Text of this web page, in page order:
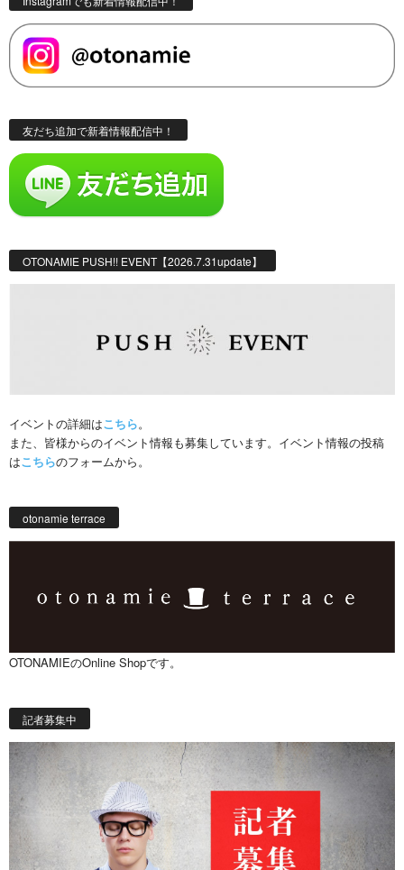
友だち追加で新着情報配信中！
OTONAMIE PUSH!! EVENT【2026.7.31update】
イベントの詳細はこちら。
また、皆様からのイベント情報も募集しています。イベント情報の投稿
はこちらのフォームから。
otonamie terrace
OTONAMIEのOnline Shopです。
記者募集中